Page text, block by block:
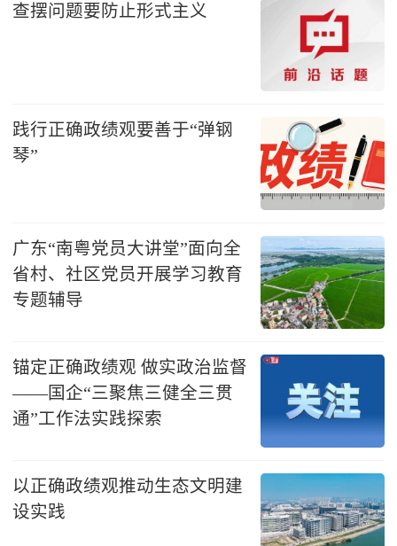
查摆问题要防止形式主义
践行正确政绩观要善于“弹钢
琴”
广东“南粤党员大讲堂”面向全
省村、社区党员开展学习教育
专题辅导
锚定正确政绩观 做实政治监督
——国企“三聚焦三健全三贯
通”工作法实践探索
以正确政绩观推动生态文明建
设实践